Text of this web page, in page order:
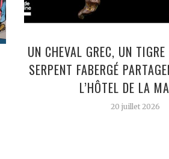
UN CHEVAL GREC, UN
SERPENT FABERGÉ
L’HÔTEL DE LA
20 juillet 2026